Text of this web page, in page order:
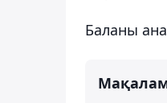
Баланы